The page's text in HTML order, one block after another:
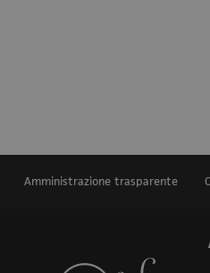
Amministrazione trasparente